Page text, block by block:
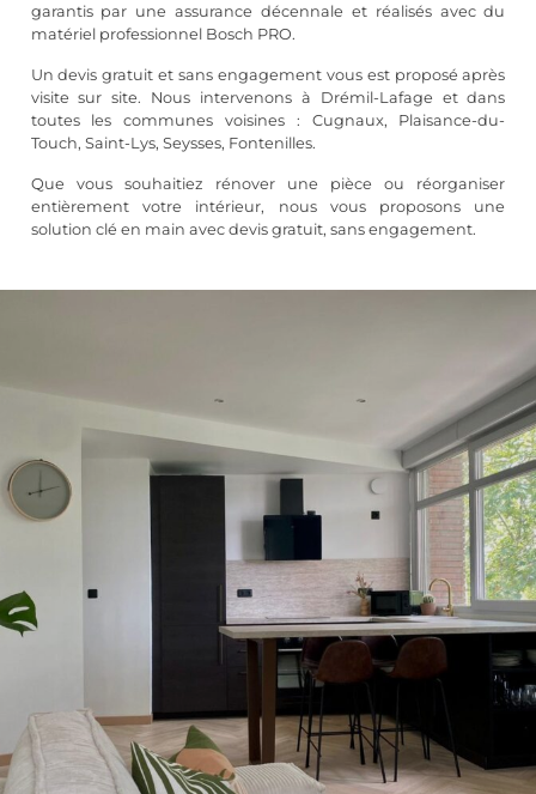
garantis par une assurance décennale et réalisés avec du
matériel professionnel Bosch PRO.
Un devis gratuit et sans engagement vous est proposé après
visite sur site. Nous intervenons à Drémil-Lafage et dans
toutes les communes voisines : Cugnaux, Plaisance-du-
Touch, Saint-Lys, Seysses, Fontenilles.
Que vous souhaitiez rénover une pièce ou réorganiser
entièrement votre intérieur, nous vous proposons une
solution clé en main avec devis gratuit, sans engagement.